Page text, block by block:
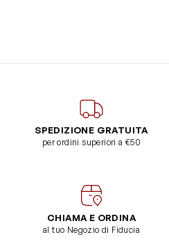
SPEDIZIONE GRATUITA
per ordini superiori a €50
CHIAMA E ORDINA
al tuo Negozio di Fiducia